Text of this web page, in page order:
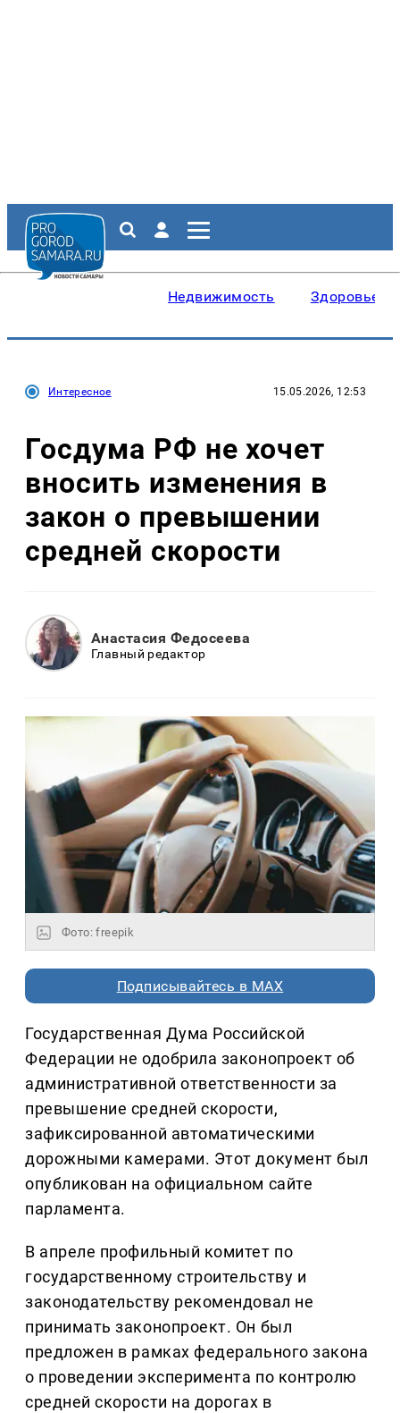
Недвижимость Здоровье
Интересное 15.05.2026, 12:53
Госдума РФ не хочет
вносить изменения в
закон о превышении
средней скорости
Анастасия Федосеева
Главный редактор
Фото: freepik
Подписывайтесь в MAX
Государственная Дума Российской
Федерации не одобрила законопроект об
административной ответственности за
превышение средней скорости,
зафиксированной автоматическими
дорожными камерами. Этот документ был
опубликован на официальном сайте
парламента.
В апреле профильный комитет по
государственному строительству и
законодательству рекомендовал не
принимать законопроект. Он был
предложен в рамках федерального закона
о проведении эксперимента по контролю
средней скорости на дорогах в